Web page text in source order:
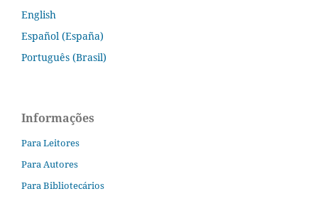
English
Español (España)
Português (Brasil)
Informações
Para Leitores
Para Autores
Para Bibliotecários